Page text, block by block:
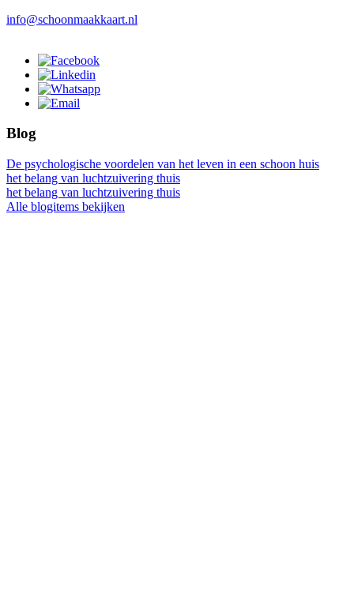
info@schoonmaakkaart.nl
Blog
De psychologische voordelen van het leven in een schoon huis
het belang van luchtzuivering thuis
het belang van luchtzuivering thuis
Alle blogitems bekijken